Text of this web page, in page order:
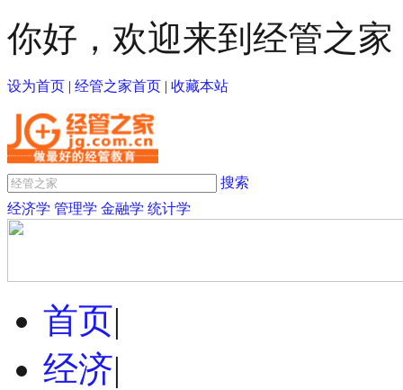
你好，欢迎来到经管之家
设为首页 | 经管之家首页 | 收藏本站
搜索
经济学 管理学 金融学 统计学
首页|
经济|